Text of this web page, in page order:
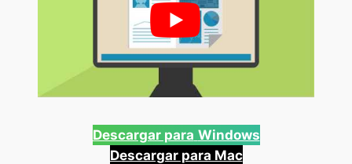
Descargar para Windows
Descargar para Mac